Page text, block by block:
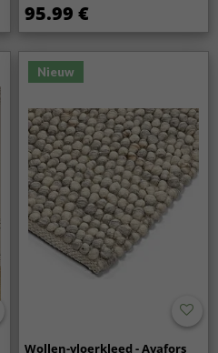
95.99 €
Nieuw
Wollen-vloerkleed - Avafors